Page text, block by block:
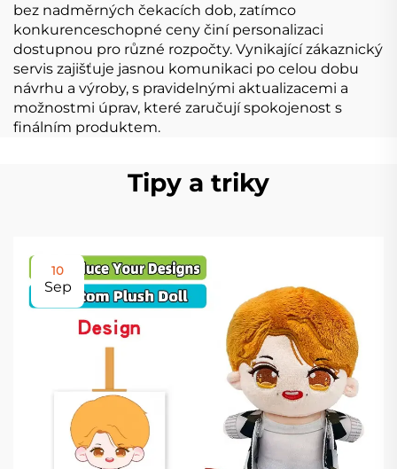
bez nadměrných čekacích dob, zatímco
konkurenceschopné ceny činí personalizaci
dostupnou pro různé rozpočty. Vynikající zákaznický
servis zajišťuje jasnou komunikaci po celou dobu
návrhu a výroby, s pravidelnými aktualizacemi a
možnostmi úprav, které zaručují spokojenost s
finálním produktem.
Tipy a triky
10
Sep